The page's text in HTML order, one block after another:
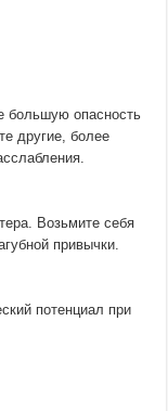
большую опасность
другие, более
Возьмите себя
привычки.
потенциал при